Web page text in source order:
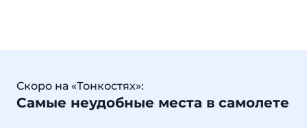
Скоро на «Тонкостях»:
Самые неудобные места в самолете